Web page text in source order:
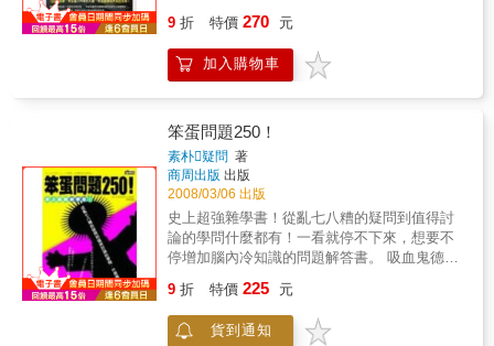
夠合理的解釋這個世界。 科學一詞來自拉丁文
的Scire（to know，去認識），認識的結果叫做
知識科學（scientia）。但此知識並非一般的知
什麼是藍的？葉為什麼是綠的？空氣有重量
嗎？光是什麼顏色？我們都一一獲得了答案。
但是，認識的越多，我們就越發現，我們知道
的其實太少太少。人類太渺小，世界卻是無垠
的；認識的越多，我們就越發現，這個世界的
偉大與神秘，確實值得我們跪下來，深深的吻
它的腳趾。
9 折 特價 270 元
加入購物車
笨蛋問題250！
素朴疑問 著
商周出版 出版
2008/03/06 出版
史上超強雜學書！從亂七八糟的疑問到值得討
論的學問什麼都有！一看就停不下來，想要不
停增加腦內冷知識的問題解答書。 吸血鬼德古
佛為什麼要「電棒燙」？眼屎和鼻屎，哪種比
較好吃？把瀉藥與止瀉藥同時吞下肚會發生什
麼事？要吃什麼東西才能放出超臭的屁？為什
9 折 特價 225 元
貨到通知